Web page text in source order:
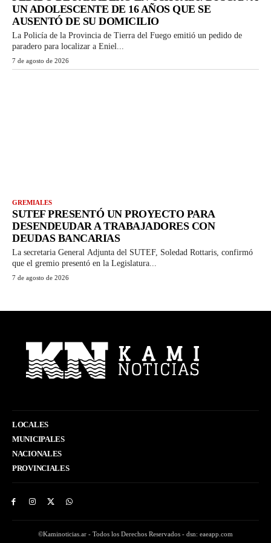
UN ADOLESCENTE DE 16 AÑOS QUE SE
AUSENTÓ DE SU DOMICILIO
La Policía de la Provincia de Tierra del Fuego emitió un pedido de
paradero para localizar a Eniel...
7 de agosto de 2026
GREMIALES
SUTEF PRESENTÓ UN PROYECTO PARA
DESENDEUDAR A TRABAJADORES CON
DEUDAS BANCARIAS
La secretaria General Adjunta del SUTEF, Soledad Rottaris, confirmó
que el gremio presentó en la Legislatura...
7 de agosto de 2026
LOCALES
MUNICIPALES
NACIONALES
PROVINCIALES
©Kaminoticias.ar - Todos los Derechos Reservados - dsn: eaeapp.com